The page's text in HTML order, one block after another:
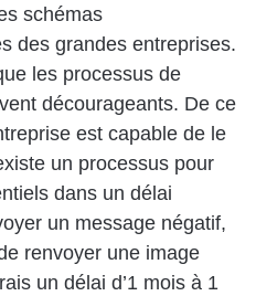
schémas
des grandes entreprises.
les processus de
décourageants. De ce
est capable de le
un processus pour
dans un délai
un message négatif,
renvoyer une image
un délai d’1 mois à 1